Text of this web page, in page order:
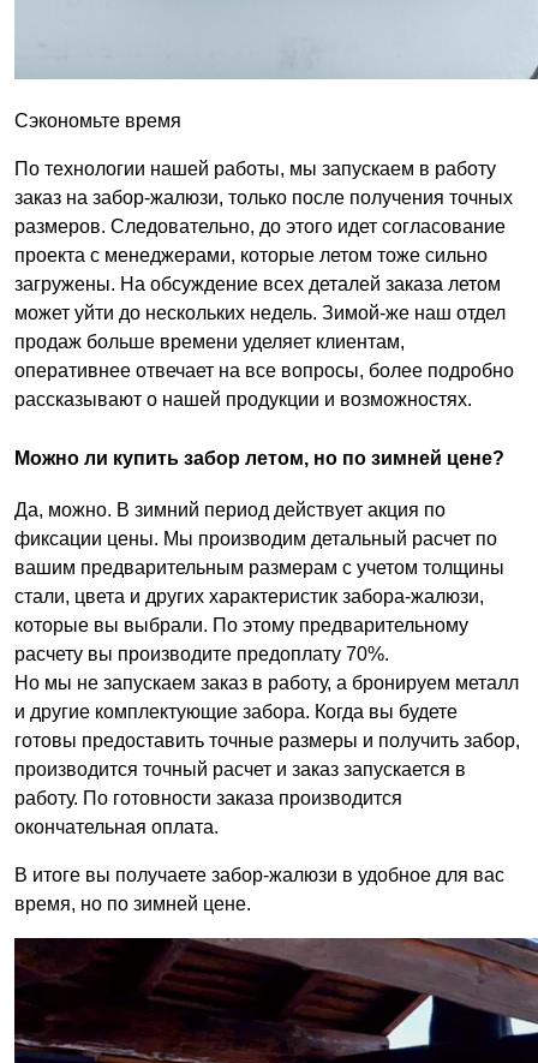
Сэкономьте время
По технологии нашей работы, мы запускаем в работу
заказ на забор-жалюзи, только после получения точных
размеров. Следовательно, до этого идет согласование
проекта с менеджерами, которые летом тоже сильно
загружены. На обсуждение всех деталей заказа летом
может уйти до нескольких недель. Зимой-же наш отдел
продаж больше времени уделяет клиентам,
оперативнее отвечает на все вопросы, более подробно
рассказывают о нашей продукции и возможностях.
Можно ли купить забор летом, но по зимней цене?
Да, можно. В зимний период действует акция по
фиксации цены. Мы производим детальный расчет по
вашим предварительным размерам с учетом толщины
стали, цвета и других характеристик забора-жалюзи,
которые вы выбрали. По этому предварительному
расчету вы производите предоплату 70%.
Но мы не запускаем заказ в работу, а бронируем металл
и другие комплектующие забора. Когда вы будете
готовы предоставить точные размеры и получить забор,
производится точный расчет и заказ запускается в
работу. По готовности заказа производится
окончательная оплата.
В итоге вы получаете забор-жалюзи в удобное для вас
время, но по зимней цене.